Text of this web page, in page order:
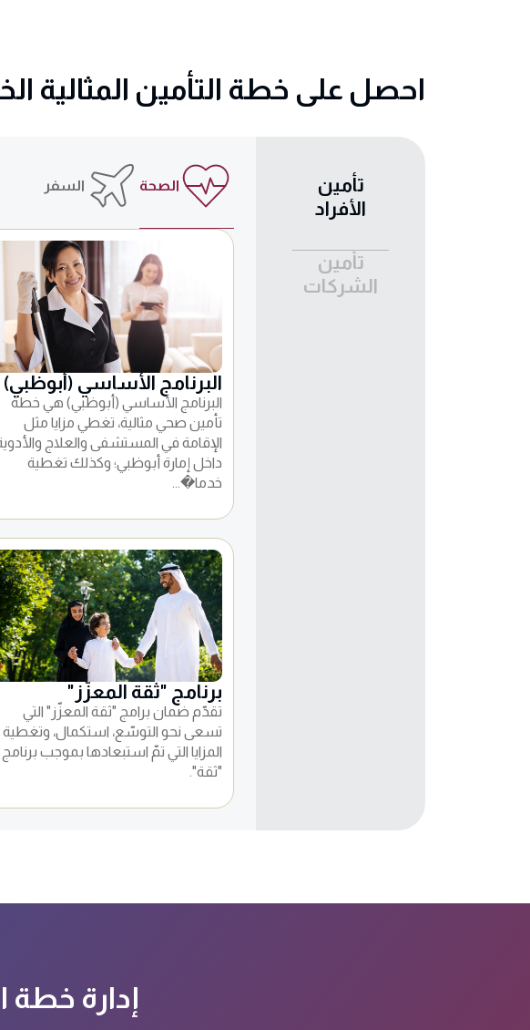
احصل على خطة التأمين المثالية
تأمين
الأفراد
تأمين
الشركات
الصحة السفر
البرنامج الأساسي (أبوظبي)
البرنامج الأساسي (أبوظبي) هي خطة
تأمين صحي مثالية، تغطي مزايا مثل
الإقامة في المستشفى والعلاج
داخل إمارة أبوظبي؛ وكذلك تغطية
خدما�...
برنامج "ثقة المعزّز"
تقدّم ضمان برامج "ثقة المعزّز" التي
تسعى نحو التوسّع، استكمال، وتغطية
المزايا التي تمّ استبعادها بموجب برنامج
"ثقة".
إدارة خطة